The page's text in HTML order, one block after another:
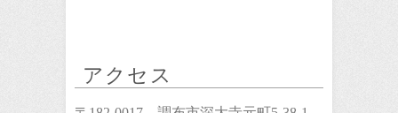
アクセス